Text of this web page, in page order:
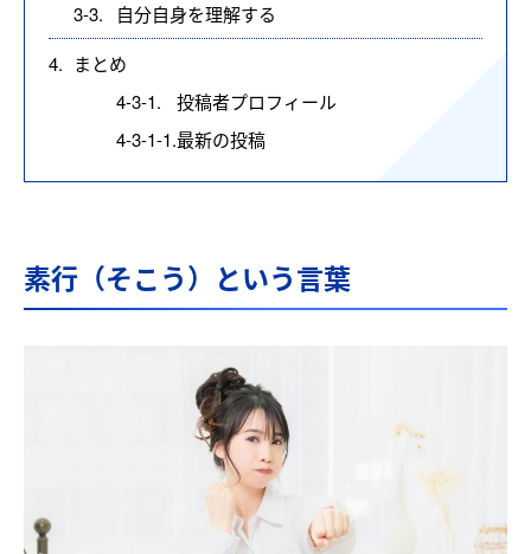
3-3.
自分自身を理解する
4. まとめ
4-3-1.
投稿者プロフィール
4-3-1-1.最新の投稿
素行（そこう）という言葉